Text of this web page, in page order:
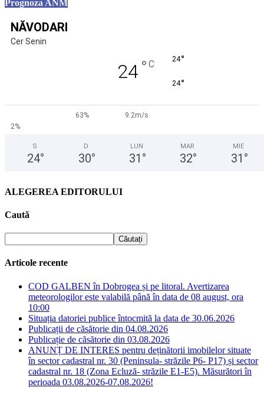
Prognoza ANM
NĂVODARI
Cer Senin
24 ° C 24°
24°
63%
9.2m/s
2%
S
24°
D
30°
LUN
31 °
MAR
32°
MIE
31 °
ALEGEREA EDITORULUI
Caută
Articole recente
COD GALBEN în Dobrogea și pe litoral. Avertizarea
meteorologilor este valabilă până în data de 08 august, ora
10:00
Situația datoriei publice întocmită la data de 30.06.2026
Publicații de căsătorie din 04.08.2026
Publicație de căsătorie din 03.08.2026
ANUNȚ DE INTERES pentru deținătorii imobilelor situate
în sector cadastral nr. 30 (Peninsula- străzile P6- P17) și sector
cadastral nr. 18 (Zona Ecluză- străzile E1-E5). Măsurători în
perioada 03.08.2026-07.08.2026!